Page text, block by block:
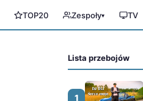
TOP20 Zespoły▾ TV
Lista przebojów
1